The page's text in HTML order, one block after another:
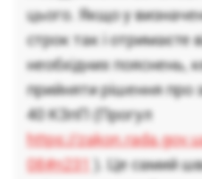
цього. Якщо у
строк так і отримаєте
необхідних пояснень,
прийняти рішення про
40 КЗпП (Прогул
https://
08#n231
). Це самий